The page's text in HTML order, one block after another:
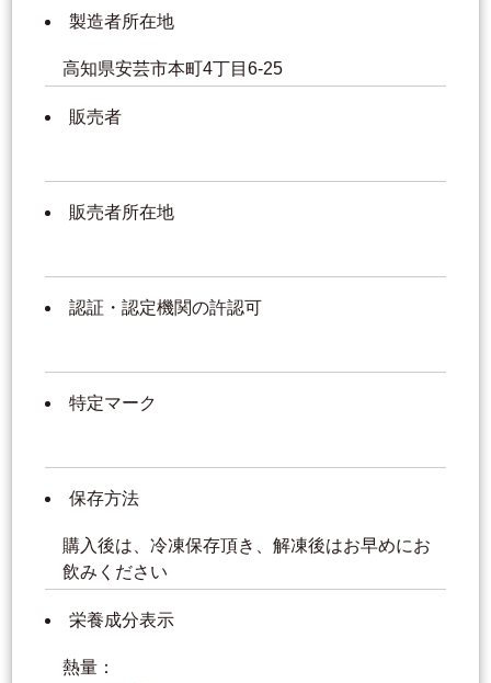
製造者所在地
高知県安芸市本町4丁目6-25
販売者
販売者所在地
認証・認定機関の許認可
特定マーク
保存方法
購入後は、冷凍保存頂き、解凍後はお早めにお
飲みください
栄養成分表示
熱量：